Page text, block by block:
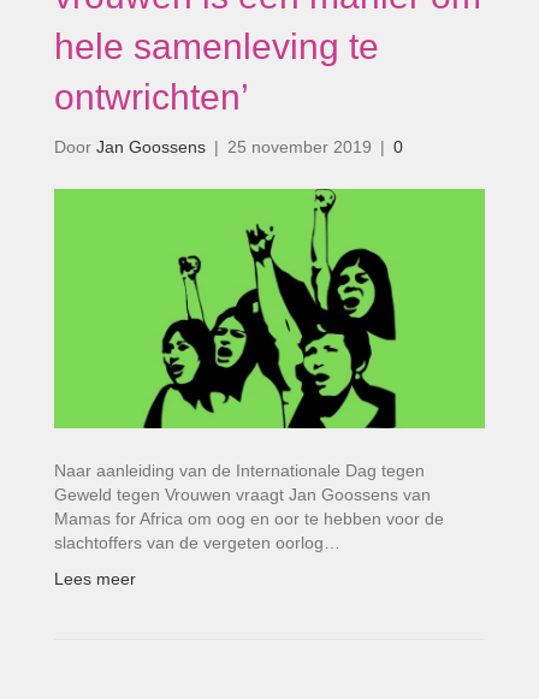
hele samenleving te
ontwrichten’
Door Jan Goossens | 25 november 2019 | 0
Naar aanleiding van de Internationale Dag tegen
Geweld tegen Vrouwen vraagt Jan Goossens van
Mamas for Africa om oog en oor te hebben voor de
slachtoffers van de vergeten oorlog…
Lees meer